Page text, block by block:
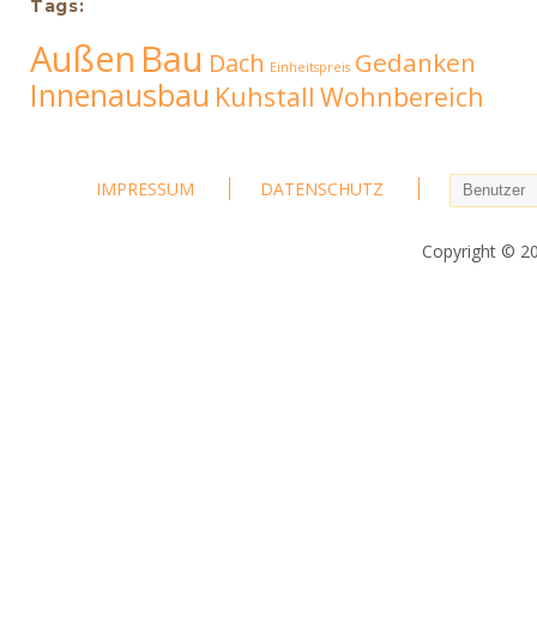
Tags:
Außen Bau Dach Einheitspreis Gedanken
Innenausbau Kuhstall Wohnbereich
IMPRESSUM DATENSCHUTZ
Copyright ©